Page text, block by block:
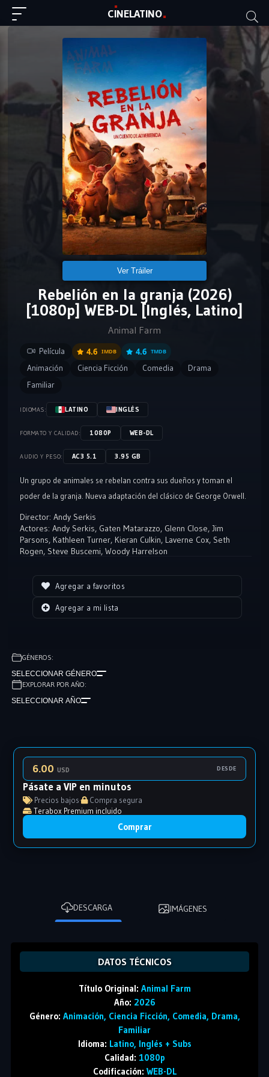
CINELATINO
Ver Tráiler
Rebelión en la granja (2026)
[1080p] WEB-DL [Inglés, Latino]
Animal Farm
Película 4.6 IMDB 4.6 TMDB
Animación Ciencia Ficción Comedia
Drama
Familiar
IDIOMAS: LATINO INGLÉS
FORMATO Y CALIDAD: 1080P WEB-DL
AUDIO Y PESO: AC3 5.1 3.95 GB
Un grupo de animales se rebelan contra sus dueños y toman el
poder de la granja. Nueva adaptación del clásico de George Orwell.
Director: Andy Serkis
Actores: Andy Serkis, Gaten Matarazzo, Glenn Close, Jim
Parsons, Kathleen Turner, Kieran Culkin, Laverne Cox, Seth
Rogen, Steve Buscemi, Woody Harrelson
Agregar a favoritos
Agregar a mi lista
GÉNEROS:
SELECCIONAR GÉNERO
EXPLORAR POR AÑO:
SELECCIONAR AÑO
6.00USD DESDE
Pásate a VIP en minutos
Precios bajos·
Compra segura
Terabox Premium incluido
Comprar
DESCARGA IMÁGENES
DATOS TÉCNICOS
Título Original: Animal Farm
Año: 2026
Género: Animación, Ciencia Ficción, Comedia, Drama,
Familiar
Idioma: Latino, Inglés + Subs
Calidad: 1080p
Codificación: WEB-DL